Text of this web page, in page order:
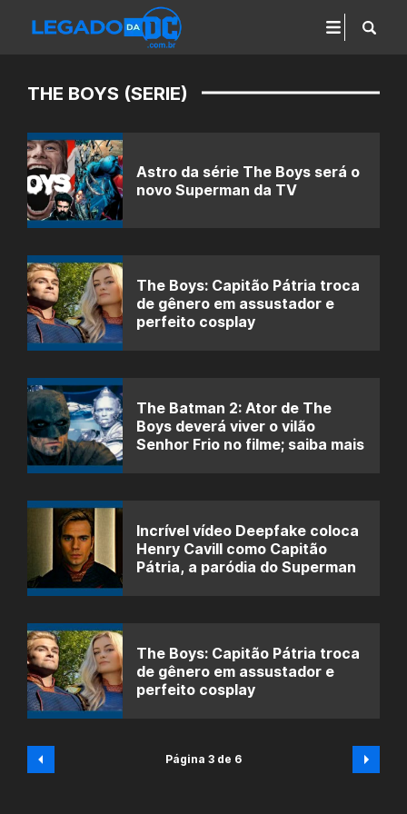
THE BOYS (SERIE)
Astro da série The Boys será o
novo Superman da TV
The Boys: Capitão Pátria troca
de gênero em assustador e
perfeito cosplay
The Batman 2: Ator de The
Boys deverá viver o vilão
Senhor Frio no filme; saiba mais
Incrível vídeo Deepfake coloca
Henry Cavill como Capitão
Pátria, a paródia do Superman
The Boys: Capitão Pátria troca
de gênero em assustador e
perfeito cosplay
Página 3 de 6